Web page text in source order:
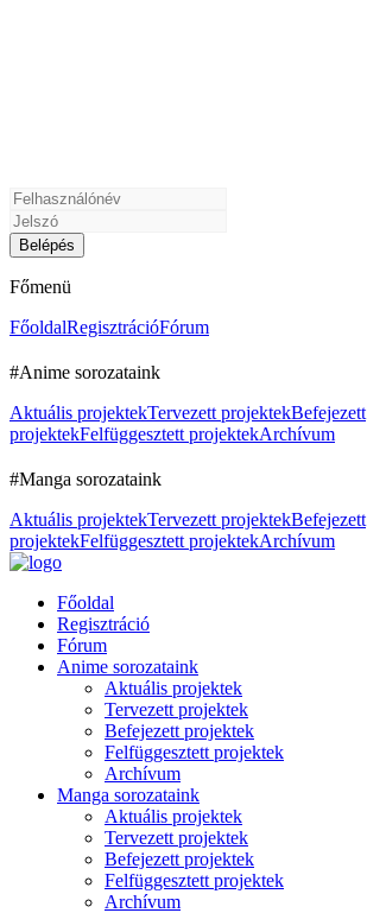
Főmenü
FőoldalRegisztrációFórum
#Anime sorozataink
Aktuális projektekTervezett projektekBefejezett
projektekFelfüggesztett projektekArchívum
#Manga sorozataink
Aktuális projektekTervezett projektekBefejezett
projektekFelfüggesztett projektekArchívum
Főoldal
Regisztráció
Fórum
Anime sorozataink
Aktuális projektek
Tervezett projektek
Befejezett projektek
Felfüggesztett projektek
Archívum
Manga sorozataink
Aktuális projektek
Tervezett projektek
Befejezett projektek
Felfüggesztett projektek
Archívum